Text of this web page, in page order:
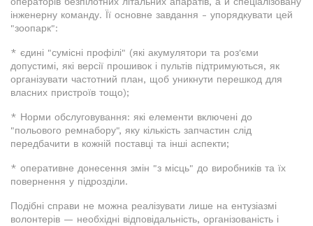
інженерну команду. Її основне завдання - упорядкувати цей
"зоопарк":
* єдині "сумісні профілі" (які акумулятори та роз'єми
допустимі, які версії прошивок і пультів підтримуються, як
організувати частотний план, щоб уникнути перешкод для
власних пристроїв тощо);
* Норми обслуговування: які елементи включені до
"польового ремнабору", яку кількість запчастин слід
передбачити в кожній поставці та інші аспекти;
* оперативне донесення змін "з місць" до виробників та їх
повернення у підрозділи.
Подібні справи не можна реалізувати лише на ентузіазмі
волонтерів — необхідні відповідальність, організованість і